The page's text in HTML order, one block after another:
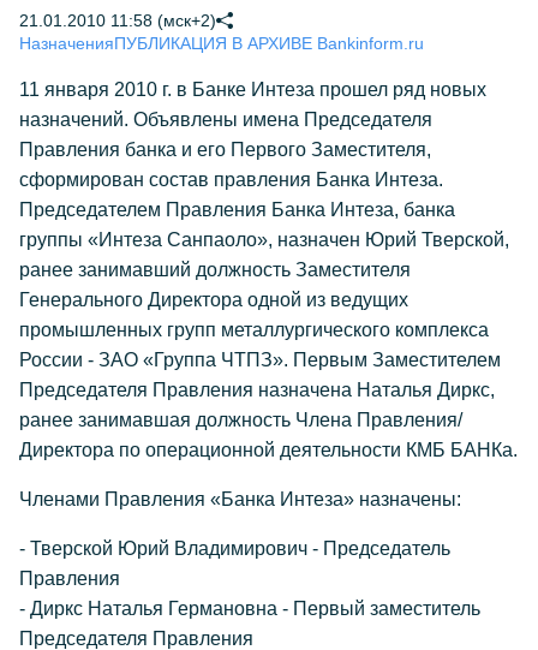
21.01.2010 11:58 (мск+2)
НазначенияПУБЛИКАЦИЯ В АРХИВЕ Bankinform.ru
11 января 2010 г. в Банке Интеза прошел ряд новых
назначений. Объявлены имена Председателя
Правления банка и его Первого Заместителя,
сформирован состав правления Банка Интеза.
Председателем Правления Банка Интеза, банка
группы «Интеза Санпаоло», назначен Юрий Тверской,
ранее занимавший должность Заместителя
Генерального Директора одной из ведущих
промышленных групп металлургического комплекса
России - ЗАО «Группа ЧТПЗ». Первым Заместителем
Председателя Правления назначена Наталья Диркс,
ранее занимавшая должность Члена Правления/
Директора по операционной деятельности КМБ БАНКа.
Членами Правления «Банка Интеза» назначены:
- Тверской Юрий Владимирович - Председатель
Правления
- Диркс Наталья Германовна - Первый заместитель
Председателя Правления